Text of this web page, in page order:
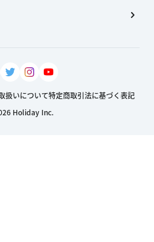
扱いについて特定商取引法に基づく表記
Holiday Inc.